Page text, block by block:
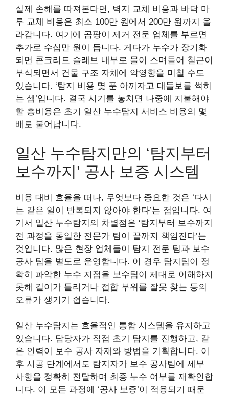
실제 손해를 따져본다면, 벽지 교체 비용과 바닥 마
루 교체 비용은 최소 100만 원에서 200만 원까지 올
라갑니다. 여기에 곰팡이 제거 전문 업체를 부르면
추가로 수십만 원이 듭니다. 게다가 누수가 장기화
되면 콘크리트 슬래브 내부로 물이 스며들어 철근이
부식되면서 건물 구조 자체에 악영향을 미칠 수도
있습니다. ‘탐지 비용 몇 푼 아끼자고 대들보를 썩히
는 셈’입니다. 결국 시기를 놓치면 나중에 지불해야
할 총비용은 초기 일산 누수탐지 서비스 비용의 몇
배로 불어납니다.
일산 누수탐지만의 ‘탐지부터
보수까지’ 공사 보증 시스템
비용 대비 효율을 떠나, 무엇보다 중요한 것은 ‘다시
는 같은 일이 반복되지 않아야 한다’는 점입니다. 여
기서 일산 누수탐지의 차별점은 ‘탐지부터 보수까지
전 과정을 동일한 전문가 팀이 끝까지 책임진다’는
것입니다. 많은 현장 업체들이 탐지 전문 팀과 보수
공사 팀을 별도로 운영합니다. 이 경우 탐지팀이 정
확히 파악한 누수 지점을 보수팀이 제대로 이해하지
못해 길이가 틀리거나 접합 부위를 잘못 찾는 등의
오류가 생기기 쉽습니다.
일산 누수탐지는 효율적인 통합 시스템을 유지하고
있습니다. 담당자가 직접 초기 탐지를 진행하고, 같
은 인력이 보수 공사 자재와 방법을 기획합니다. 이
후 시공 단계에서도 탐지자가 보수 공사팀에 세부
사항을 정확히 전달하며 최종 누수 여부를 재확인합
니다. 이 모든 과정에 ‘공사 보증’이 적용되기 때문